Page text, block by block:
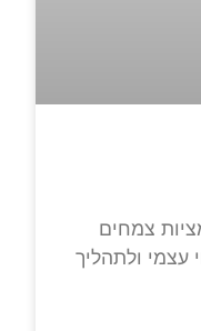
צמחים
עצמי ולתהליך